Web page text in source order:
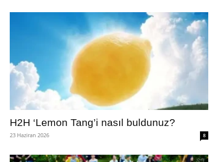
H2H ‘Lemon Tang’i nasıl buldunuz?
23 Haziran 2026 8